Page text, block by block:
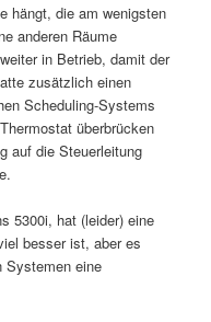
hängt, die am wenigsten
anderen Räume
in Betrieb, damit der
zusätzlich einen
Scheduling-Systems
überbrücken
auf die Steuerleitung
5300i, hat (leider) eine
besser ist, aber es
Systemen eine